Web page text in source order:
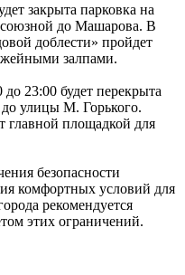
закрыта парковка на
до Машарова. В
доблести» пройдет
залпами.
23:00 будет перекрыта
улицы М. Горького.
главной площадкой для
безопасности
комфортных условий для
рекомендуется
этих ограничений.